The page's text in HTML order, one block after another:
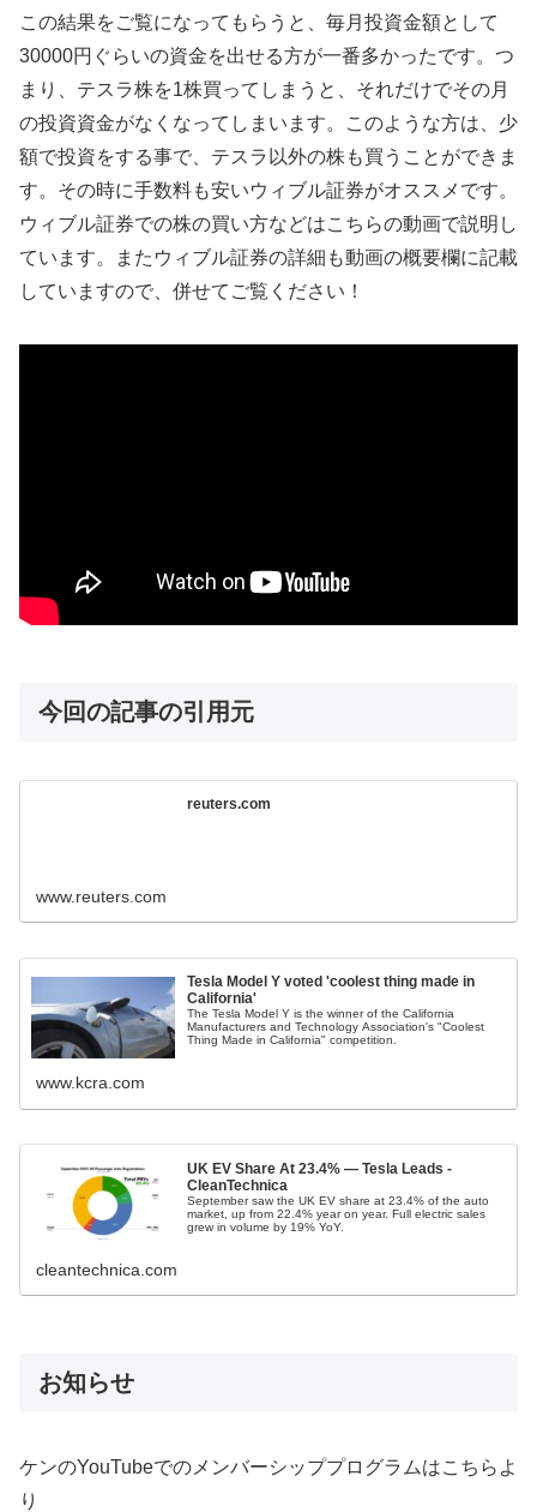
この結果をご覧になってもらうと、毎月投資金額として
30000円ぐらいの資金を出せる方が一番多かったです。つ
まり、テスラ株を1株買ってしまうと、それだけでその月
の投資資金がなくなってしまいます。このような方は、少
額で投資をする事で、テスラ以外の株も買うことができま
す。その時に手数料も安いウィブル証券がオススメです。
ウィブル証券での株の買い方などはこちらの動画で説明し
ています。またウィブル証券の詳細も動画の概要欄に記載
していますので、併せてご覧ください！
今回の記事の引用元
reuters.com
www.reuters.com
Tesla Model Y voted 'coolest thing made in
California'
The Tesla Model Y is the winner of the California
Manufacturers and Technology Association's "Coolest
Thing Made in California" competition.
www.kcra.com
UK EV Share At 23.4% — Tesla Leads -
CleanTechnica
September saw the UK EV share at 23.4% of the auto
market, up from 22.4% year on year. Full electric sales
grew in volume by 19% YoY.
cleantechnica.com
お知らせ
ケンのYouTubeでのメンバーシッププログラムはこちらよ
り